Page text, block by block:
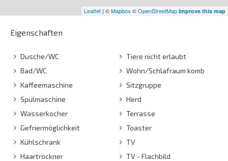
Leaflet | ©Mapbox ©OpenStreetMap Improve this map
Eigenschaften
Dusche/WC
Bad/WC
Kaffeemaschine
Spülmaschine
Wasserkocher
Gefriermöglichkeit
Kühlschrank
Haartrockner
Tiere nicht erlaubt
Wohn/Schlafraum komb
Sitzgruppe
Herd
Terrasse
Toaster
TV
TV - Flachbild